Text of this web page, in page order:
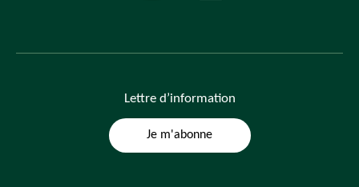
Lettre d’information
Je m'abonne